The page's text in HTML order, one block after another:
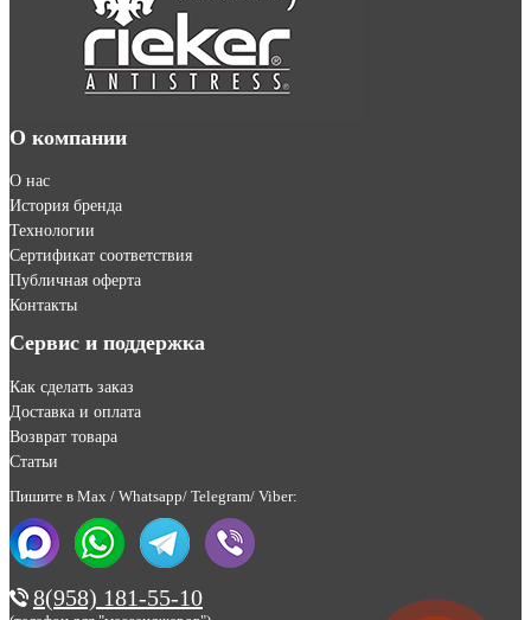
О компании
О нас
История бренда
Технологии
Сертификат соответствия
Публичная оферта
Контакты
Сервис и поддержка
Как сделать заказ
Доставка и оплата
Возврат товара
Статьи
Пишите в Max / Whatsapp/ Telegram/ Viber:
8(958) 181-55-10